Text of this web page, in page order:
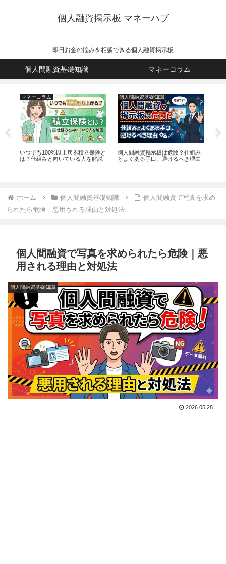
個人融資掲示板 マネーハブ
即日お金の悩みを相談できる個人融資掲示板
個人間融資基礎知識 マネーコラム
マネーコラム
いつでも100%以上戻る積立保険と
は？仕組みと向いている人を解説
個人間融資基礎知識
個人間融資掲示板は危険？仕組み
とよくある手口、避けるべき理由
ホーム 個人間融資基礎知識
個人間融資で写真を求め
られたら危険｜悪用される理由と対処法
個人間融資で写真を求められたら危険｜悪
用される理由と対処法
個人間融資基礎知識
2026.05.28